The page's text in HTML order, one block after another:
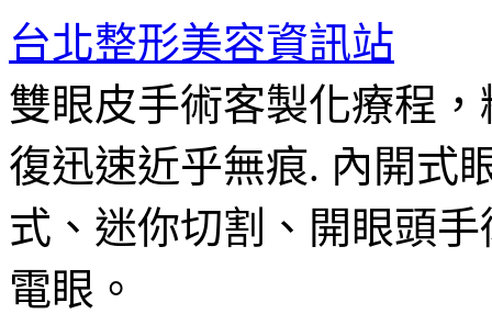
台北整形美容資訊站
雙眼皮手術客製化療程
復迅速近乎無痕. 內開式
式、迷你切割、開眼頭
電眼。